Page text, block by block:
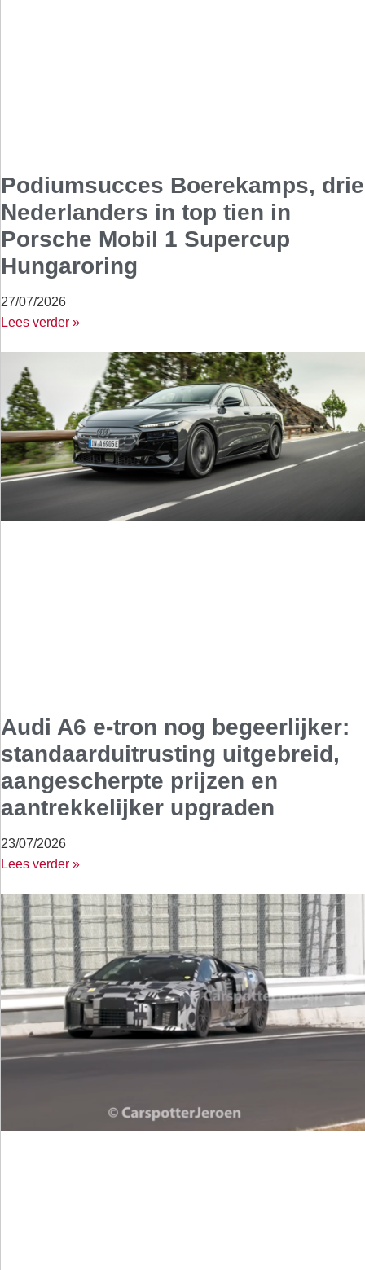
Podiumsucces Boerekamps, drie
Nederlanders in top tien in
Porsche Mobil 1 Supercup
Hungaroring
27/07/2026
Lees verder »
Audi A6 e-tron nog begeerlijker:
standaarduitrusting uitgebreid,
aangescherpte prijzen en
aantrekkelijker upgraden
23/07/2026
Lees verder »